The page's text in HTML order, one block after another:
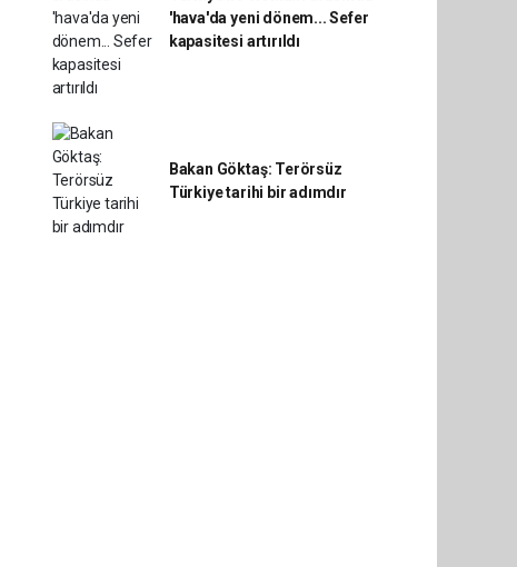
'hava'da yeni dönem... Sefer
kapasitesi artırıldı
Bakan Göktaş: Terörsüz
Türkiye tarihi bir adımdır